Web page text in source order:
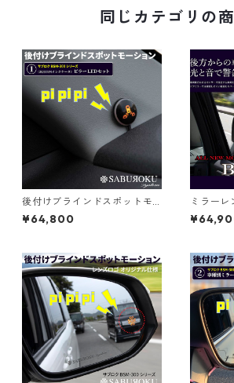
同じカテゴリの
後付けブラインドスポットモ
ーション BSM-300 【汎用車
内インジケーター取付ピラーL
角検知 死角アシスト 後方 死角
接近 車線変更 警告 ランプ 点
灯 検出 注意喚起 センサー ]
¥64,800
ミラーレ
BSM-
ステム】